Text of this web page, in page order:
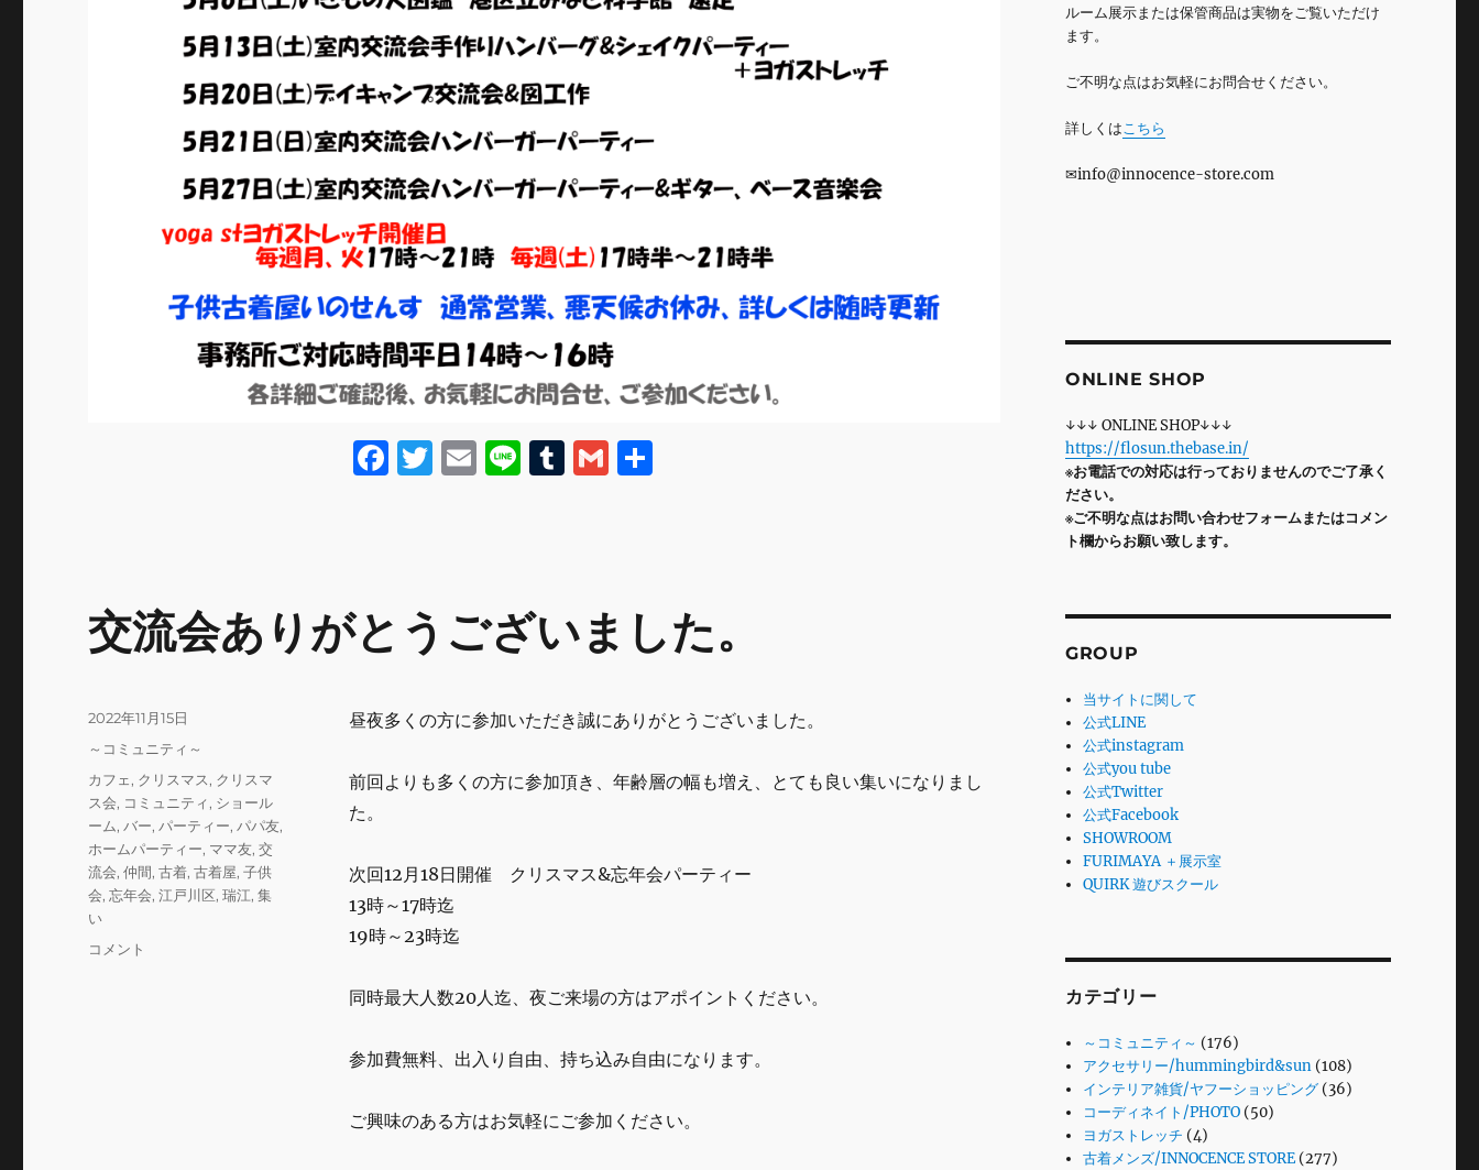
F
o
k
T E Li T G 共
交流会ありがとうございました。
昼夜多くの方に参加いただき誠にありがとうございました。
前回よりも多くの方に参加頂き、年齢層の幅も増え、とても良い集いになりまし
た。
次回12月18日開催 クリスマス&忘年会パーティー
13時～17時迄
19時～23時迄
同時最大人数20人迄、夜ご来場の方はアポイントください。
参加費無料、出入り自由、持ち込み自由になります。
ご興味のある方はお気軽にご参加ください。
投
2022年11月15日
カ
～コミュニティ～
タ
グ
カフェ, クリスマス, クリスマ
ス会, コミュニティ, ショール
ーム, バー, パーティー, パパ友,
ホームパーティー, ママ友,交
流会,仲間,古着,古着屋,子供
会,忘年会,江戸川区,瑞江,集
い
交
コメント
ルーム展示または保管商品は実物をご覧いただけ
ます。
ご不明な点はお気軽にお問合せください。
詳しくはこちら
✉info@innocence-store.com
ONLINE SHOP
↓↓↓ ONLINE SHOP↓↓↓
https://flosun.thebase.in/
※お電話での対応は行っておりませんのでご了承く
ださい。
※ご不明な点はお問い合わせフォームまたはコメン
ト欄からお願い致します。
GROUP
当サイトに関して
公式LINE
公式instagram
公式you tube
公式Twitter
公式Facebook
SHOWROOM
FURIMAYA ＋展示室
QUIRK 遊びスクール
カテゴリー
～コミュニティ～ (176)
アクセサリー/hummingbird&sun (108)
インテリア雑貨/ヤフーショッピング (36)
コーディネイト/PHOTO (50)
ヨガストレッチ (4)
古着メンズ/INNOCENCE STORE (277)